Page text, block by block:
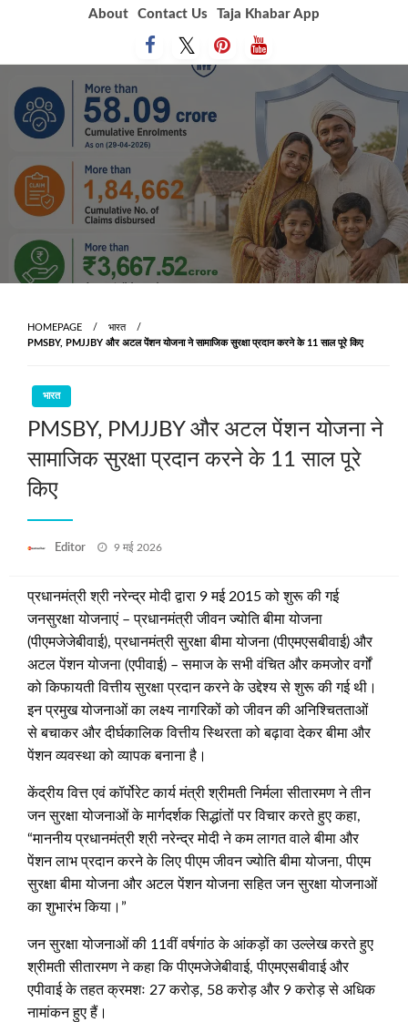
About Contact Us Taja Khabar App
HOMEPAGE
भारत
PMSBY, PMJJBY और अटल पेंशन योजना ने सामाजिक सुरक्षा प्रदान करने के 11 साल पूरे किए
भारत
PMSBY, PMJJBY और अटल पेंशन योजना ने
सामाजिक सुरक्षा प्रदान करने के 11 साल पूरे
किए
Editor
Posted
9 मई 2026
प्रधानमंत्री श्री नरेन्‍द्र मोदी द्वारा 9 मई 2015 को शुरू की गई
जनसुरक्षा योजनाएं – प्रधानमंत्री जीवन ज्योति बीमा योजना
(पीएमजेजेबीवाई), प्रधानमंत्री सुरक्षा बीमा योजना (पीएमएसबीवाई) और
अटल पेंशन योजना (एपीवाई) – समाज के सभी वंचित और कमजोर वर्गों
को किफायती वित्तीय सुरक्षा प्रदान करने के उद्देश्य से शुरू की गई थी।
इन प्रमुख योजनाओं का लक्ष्य नागरिकों को जीवन की अनिश्चितताओं
से बचाकर और दीर्घकालिक वित्तीय स्थिरता को बढ़ावा देकर बीमा और
पेंशन व्यवस्था को व्यापक बनाना है।
केंद्रीय वित्त एवं कॉर्पोरेट कार्य मंत्री श्रीमती निर्मला सीतारमण ने तीन
जन सुरक्षा योजनाओं के मार्गदर्शक सिद्धांतों पर विचार करते हुए कहा,
“माननीय प्रधानमंत्री श्री नरेन्‍द्र मोदी ने कम लागत वाले बीमा और
पेंशन लाभ प्रदान करने के लिए पीएम जीवन ज्योति बीमा योजना, पीएम
सुरक्षा बीमा योजना और अटल पेंशन योजना सहित जन सुरक्षा योजनाओं
का शुभारंभ किया।”
जन सुरक्षा योजनाओं की 11वीं वर्षगांठ के आंकड़ों का उल्‍लेख करते हुए
श्रीमती सीतारमण ने कहा कि पीएमजेजेबीवाई, पीएमएसबीवाई और
एपीवाई के तहत क्रमशः 27 करोड़, 58 करोड़ और 9 करोड़ से अधिक
नामांकन हुए हैं।